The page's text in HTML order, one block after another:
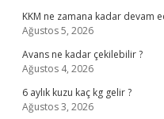
KKM ne zamana kadar devam
Ağustos 5, 2026
Avans ne kadar çekilebilir ?
Ağustos 4, 2026
6 aylık kuzu kaç kg gelir ?
Ağustos 3, 2026